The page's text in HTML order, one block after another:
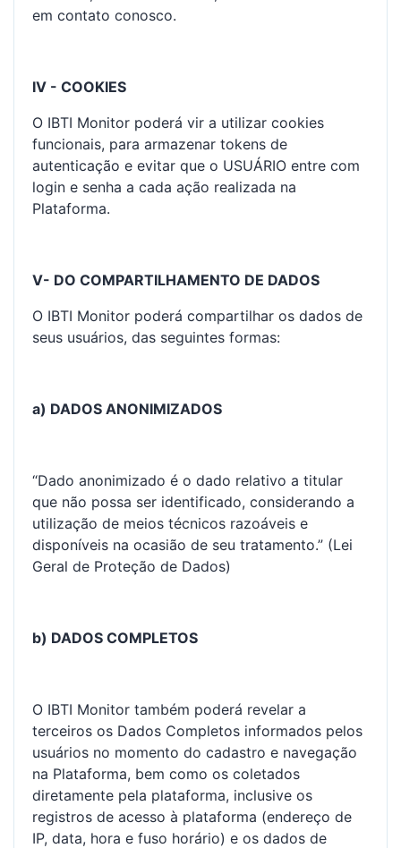
em contato conosco.
IV - COOKIES
O IBTI Monitor poderá vir a utilizar cookies
funcionais, para armazenar tokens de
autenticação e evitar que o USUÁRIO entre com
login e senha a cada ação realizada na
Plataforma.
V- DO COMPARTILHAMENTO DE DADOS
O IBTI Monitor poderá compartilhar os dados de
seus usuários, das seguintes formas:
a) DADOS ANONIMIZADOS
“Dado anonimizado é o dado relativo a titular
que não possa ser identificado, considerando a
utilização de meios técnicos razoáveis e
disponíveis na ocasião de seu tratamento.” (Lei
Geral de Proteção de Dados)
b) DADOS COMPLETOS
O IBTI Monitor também poderá revelar a
terceiros os Dados Completos informados pelos
usuários no momento do cadastro e navegação
na Plataforma, bem como os coletados
diretamente pela plataforma, inclusive os
registros de acesso à plataforma (endereço de
IP, data, hora e fuso horário) e os dados de